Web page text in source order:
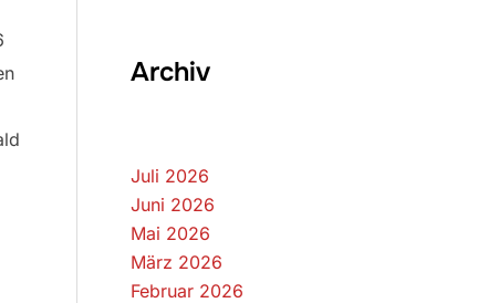
Archiv
Juli 2026
Juni 2026
Mai 2026
März 2026
Februar 2026